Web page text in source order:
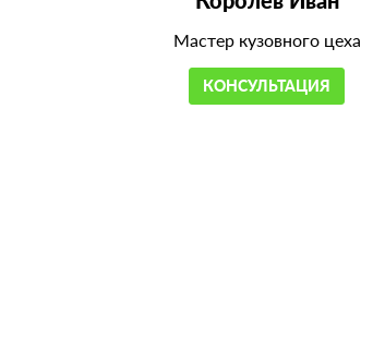
Мастер кузовного цеха
КОНСУЛЬТАЦИЯ